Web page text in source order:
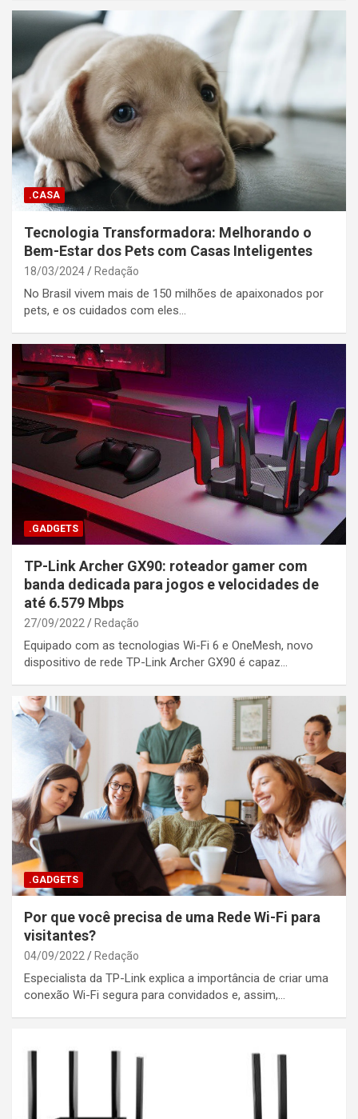
.CASA
Tecnologia Transformadora: Melhorando o
Bem-Estar dos Pets com Casas Inteligentes
18/03/2024 Redação
No Brasil vivem mais de 150 milhões de apaixonados por
pets, e os cuidados com eles…
.GADGETS
TP-Link Archer GX90: roteador gamer com
banda dedicada para jogos e velocidades de
até 6.579 Mbps
27/09/2022 Redação
Equipado com as tecnologias Wi-Fi 6 e OneMesh, novo
dispositivo de rede TP-Link Archer GX90 é capaz…
.GADGETS
Por que você precisa de uma Rede Wi-Fi para
visitantes?
04/09/2022 Redação
Especialista da TP-Link explica a importância de criar uma
conexão Wi-Fi segura para convidados e, assim,…